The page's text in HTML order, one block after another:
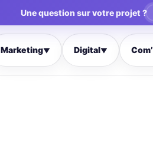
Une question sur votre projet ?
Marketing▼ Digital▼ Com’